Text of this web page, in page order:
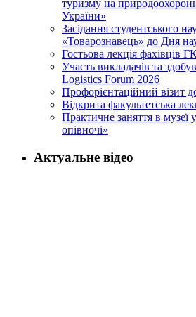
туризму на
України»
Засідання студентського
«Товарознавець» до Дня
Гостьова лекція фахівців
Участь викладачів та
Logistics Forum 2026
Профорієнтаційний візит
Відкрита факультетська
Практичне заняття в музеї
опівночі»
Актуальне відео